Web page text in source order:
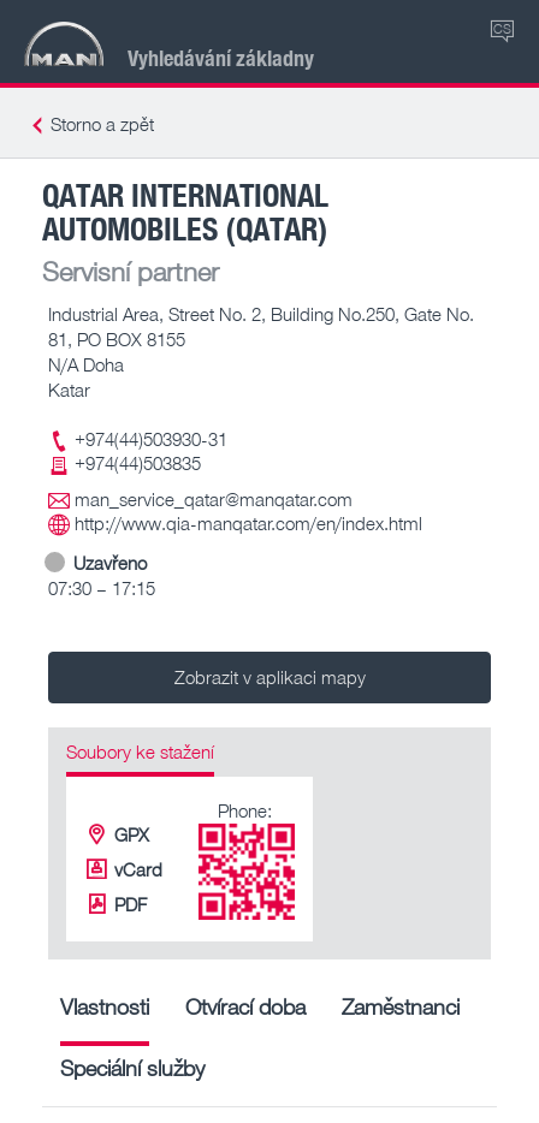
Vyhledávání základny
CS
Storno a zpět
QATAR INTERNATIONAL
AUTOMOBILES (QATAR)
Servisní partner
Industrial Area, Street No. 2, Building No.250, Gate No.
81, PO BOX 8155
N/A Doha
Katar
+974(44)503930-31
+974(44)503835
man_service_qatar@manqatar.com
http://www.qia-manqatar.com/en/index.html
Uzavřeno
07:30 – 17:15
Zobrazit v aplikaci mapy
Soubory ke stažení
GPX
vCard
PDF
Phone:
Vlastnosti Otvírací doba Zaměstnanci
Speciální služby